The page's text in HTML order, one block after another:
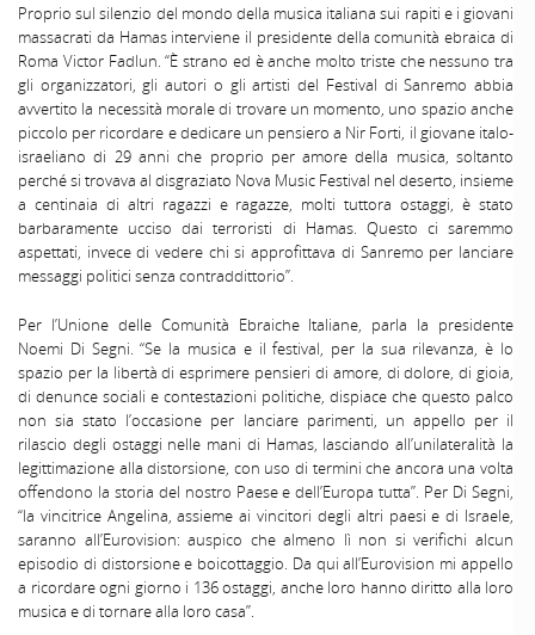
Proprio sul silenzio del mondo della musica italiana sui rapiti e i giovani
massacrati da Hamas interviene il presidente della comunità ebraica di
Roma Victor Fadlun. “È strano ed è anche molto triste che nessuno tra
gli organizzatori, gli autori o gli artisti del Festival di Sanremo abbia
avvertito la necessità morale di trovare un momento, uno spazio anche
piccolo per ricordare e dedicare un pensiero a Nir Forti, il giovane italo-
israeliano di 29 anni che proprio per amore della musica, soltanto
perché si trovava al disgraziato Nova Music Festival nel deserto, insieme
a centinaia di altri ragazzi e ragazze, molti tuttora ostaggi, è stato
barbaramente ucciso dai terroristi di Hamas. Questo ci saremmo
aspettati, invece di vedere chi si approfittava di Sanremo per lanciare
messaggi politici senza contraddittorio”.
Per l’Unione delle Comunità Ebraiche Italiane, parla la presidente
Noemi Di Segni. “Se la musica e il festival, per la sua rilevanza, è lo
spazio per la libertà di esprimere pensieri di amore, di dolore, di gioia,
di denunce sociali e contestazioni politiche, dispiace che questo palco
non sia stato l’occasione per lanciare parimenti, un appello per il
rilascio degli ostaggi nelle mani di Hamas, lasciando all’unilateralità la
legittimazione alla distorsione, con uso di termini che ancora una volta
offendono la storia del nostro Paese e dell’Europa tutta”. Per Di Segni,
“la vincitrice Angelina, assieme ai vincitori degli altri paesi e di Israele,
saranno all’Eurovision: auspico che almeno lì non si verifichi alcun
episodio di distorsione e boicottaggio. Da qui all’Eurovision mi appello
a ricordare ogni giorno i 136 ostaggi, anche loro hanno diritto alla loro
musica e di tornare alla loro casa”.